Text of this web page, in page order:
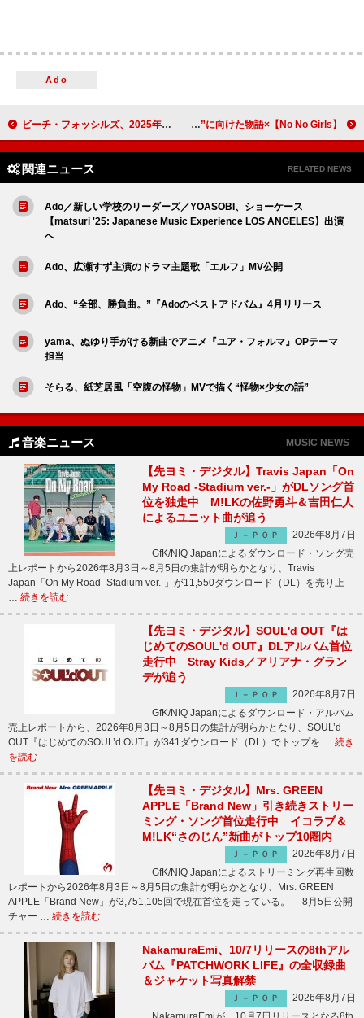
Ado
ビーチ・フォッシルズ、2025年4月に来日公演決定 【No No Girls】×ボディメンテのコラボによるTVCM、大切な日“THE DAY.”に向けた物語
関連ニュース RELATED NEWS
Ado／新しい学校のリーダーズ／YOASOBI、ショーケース
【matsuri '25: Japanese Music Experience LOS ANGELES】出演
へ
Ado、広瀬すず主演のドラマ主題歌「エルフ」MV公開
Ado、“全部、勝負曲。”『Adoのベストアドバム』4月リリース
yama、ぬゆり手がける新曲でアニメ『ユア・フォルマ』OPテーマ
担当
そらる、紙芝居風「空腹の怪物」MVで描く“怪物×少女の話”
音楽ニュース MUSIC NEWS
【先ヨミ・デジタル】Travis Japan「On
My Road -Stadium ver.-」がDLソング首
位を独走中 M!LKの佐野勇斗＆吉田仁人
によるユニット曲が追う
Ｊ－ＰＯＰ
2026年8月7日
GfK/NIQ Japanによるダウンロード・ソング売
上レポートから2026年8月3日～8月5日の集計が明らかとなり、Travis
Japan「On My Road -Stadium ver.-」が11,550ダウンロード（DL）を売り上
… 続きを読む
【先ヨミ・デジタル】SOUL'd OUT『は
じめてのSOUL'd OUT』DLアルバム首位
走行中 Stray Kids／アリアナ・グラン
デが追う
Ｊ－ＰＯＰ
2026年8月7日
GfK/NIQ Japanによるダウンロード・アルバム
売上レポートから、2026年8月3日～8月5日の集計が明らかとなり、SOUL’d
OUT『はじめてのSOUL’d OUT』が341ダウンロード（DL）でトップを … 続き
を読む
【先ヨミ・デジタル】Mrs. GREEN
APPLE「Brand New」引き続きストリー
ミング・ソング首位走行中 イコラブ＆
M!LK“さのじん”新曲がトップ10圏内
Ｊ－ＰＯＰ
2026年8月7日
GfK/NIQ Japanによるストリーミング再生回数
レポートから2026年8月3日～8月5日の集計が明らかとなり、Mrs. GREEN
APPLE「Brand New」が3,751,105回で現在首位を走っている。 8月5日公開
チャー … 続きを読む
NakamuraEmi、10/7リリースの8thアル
バム『PATCHWORK LIFE』の全収録曲
＆ジャケット写真解禁
Ｊ－ＰＯＰ
2026年8月7日